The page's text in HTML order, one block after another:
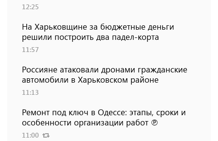
12:25
На Харьковщине за бюджетные деньги
решили построить два падел-корта
11:57
Россияне атаковали дронами гражданские
автомобили в Харьковском районе
11:13
Ремонт под ключ в Одессе: этапы, сроки и
особенности организации работ ℗
11:00